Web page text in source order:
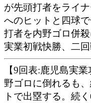
が先頭打者をライ
へのヒットと四球
打者を内野ゴロ併
実業初戦快勝、二回
【9回表:鹿児島実
野ゴロに倒れるも
トで出塁する。続